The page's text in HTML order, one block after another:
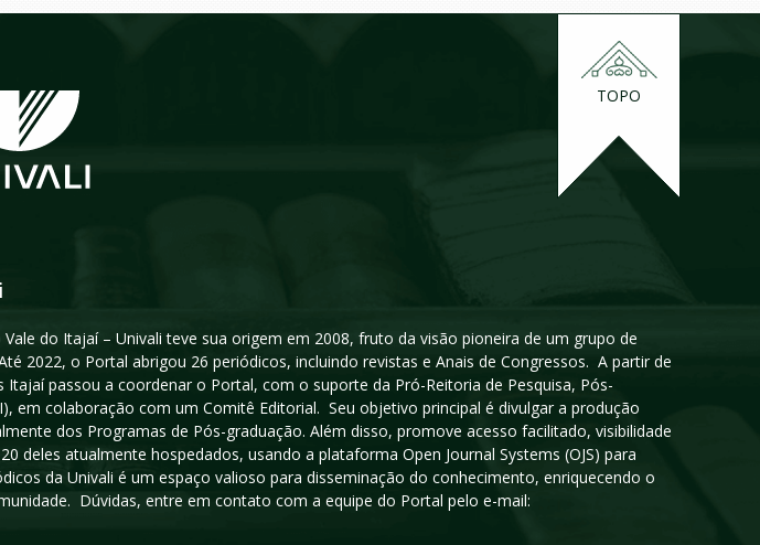
TOPO
do Itajaí – Univali teve sua origem em 2008, fruto da visão pioneira de um grupo de
2022, o Portal abrigou 26 periódicos, incluindo revistas e Anais de Congressos. A partir de
Itajaí passou a coordenar o Portal, com o suporte da Pró-Reitoria de Pesquisa, Pós-
em colaboração com um Comitê Editorial. Seu objetivo principal é divulgar a produção
dos Programas de Pós-graduação. Além disso, promove acesso facilitado, visibilidade
deles atualmente hospedados, usando a plataforma Open Journal Systems (OJS) para
da Univali é um espaço valioso para disseminação do conhecimento, enriquecendo o
Dúvidas, entre em contato com a equipe do Portal pelo e-mail: